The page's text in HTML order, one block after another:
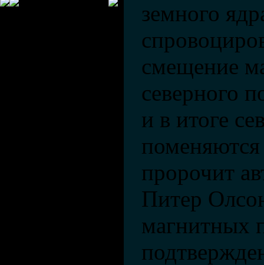
земного
смещение
северного
и в итоге
пророчит
Питер
магнитных